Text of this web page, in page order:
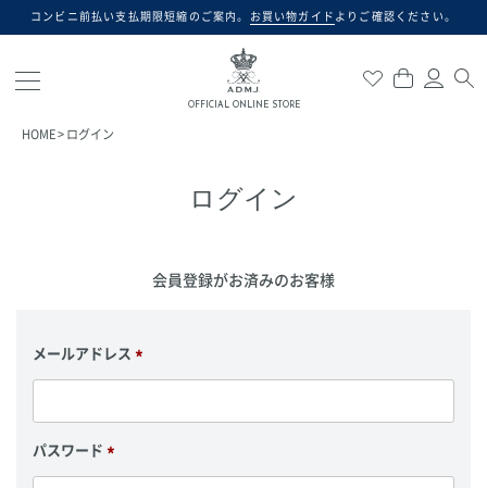
コンビニ前払い支払期限短縮のご案内。 お買い物ガイド よりご確認ください。
OFFICIAL ONLINE STORE
検索
HOME ログイン
ログイン
会員登録がお済みのお客様
メールアドレス
(
須
パスワード
(